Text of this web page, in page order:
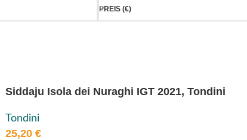
PREIS (€)
Siddaju Isola dei Nuraghi IGT 2021, Tondini
Tondini
25,20€